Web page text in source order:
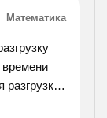
Математика
времени